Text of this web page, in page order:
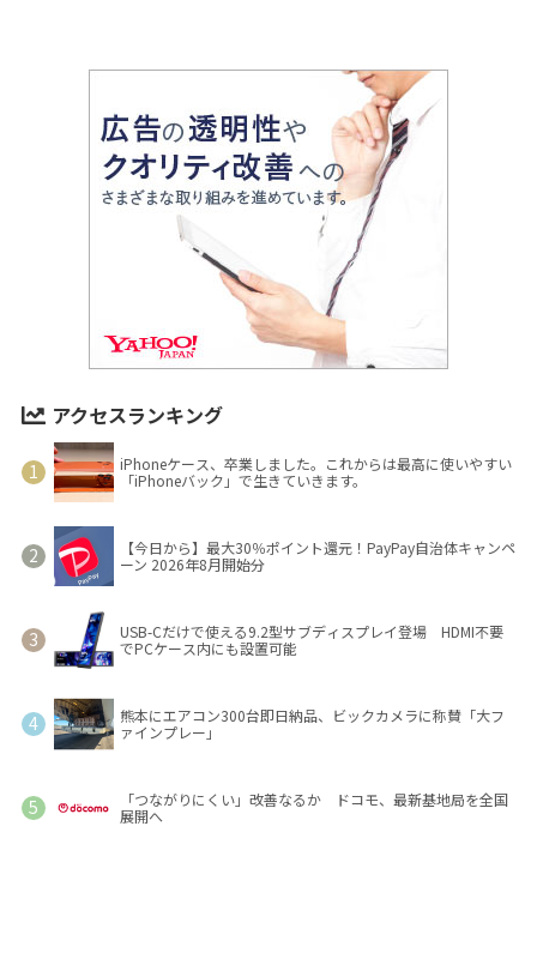
アクセスランキング
iPhoneケース、卒業しました。これからは最高に使いやすい
「iPhoneバック」で生きていきます。
【今日から】最大30％ポイント還元！PayPay自治体キャンペ
ーン 2026年8月開始分
USB-Cだけで使える9.2型サブディスプレイ登場 HDMI不要
でPCケース内にも設置可能
熊本にエアコン300台即日納品、ビックカメラに称賛「大フ
ァインプレー」
「つながりにくい」改善なるか ドコモ、最新基地局を全国
展開へ